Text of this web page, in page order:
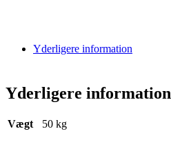
Yderligere information
Yderligere information
Vægt 50 kg